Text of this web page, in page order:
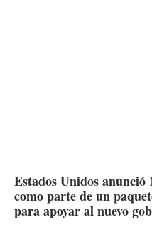
Estados Unidos anunció
como parte de un
para apoyar al nuevo